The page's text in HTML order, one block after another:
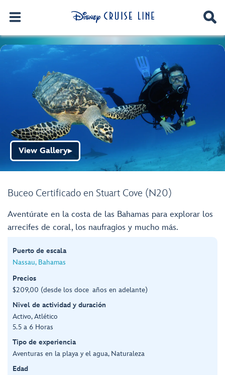
Buceo Certificado en Stuart Cove (N20)
View Gallery▶
Aventúrate en la costa de las Bahamas para explorar los
arrecifes de coral, los naufragios y mucho más.
Puerto de escala
Nassau, Bahamas
Precios
$209,00 (desde los doce años en adelante)
Nivel de actividad y duración
Activo, Atlético
5.5 a 6 Horas
Tipo de experiencia
Aventuras en la playa y el agua, Naturaleza
Edad